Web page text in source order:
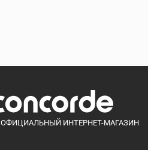
ОФИЦИАЛЬНЫЙ ИНТЕРНЕТ-МАГАЗИН